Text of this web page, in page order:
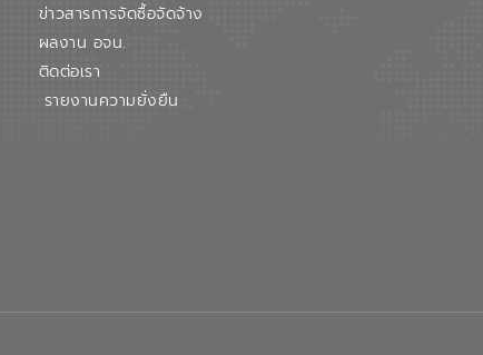
ข่าวสารการจัดซื้อจัดจ้าง
ผลงาน อจน.
ติดต่อเรา
รายงานความยั่งยืน